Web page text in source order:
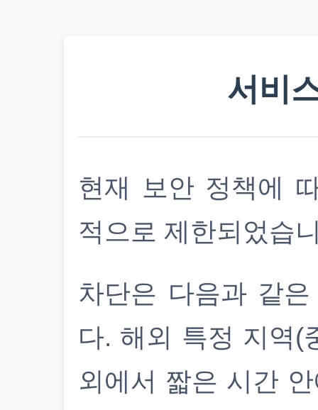
서비
현재 보안 정책에
적으로 제한되었습
차단은 다음과 같
다. 해외 특정 지역(
외에서 짧은 시간